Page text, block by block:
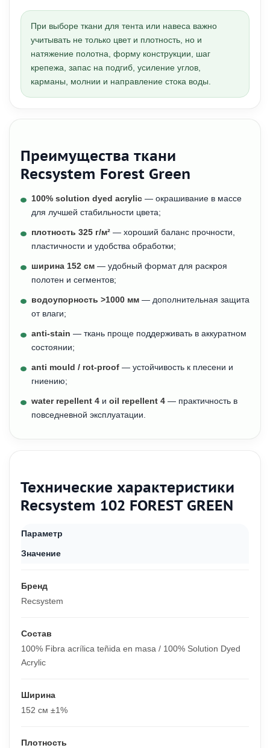
При выборе ткани для тента или навеса важно
учитывать не только цвет и плотность, но и
натяжение полотна, форму конструкции, шаг
крепежа, запас на подгиб, усиление углов,
карманы, молнии и направление стока воды.
Преимущества ткани
Recsystem Forest Green
100% solution dyed acrylic — окрашивание в массе
для лучшей стабильности цвета;
плотность 325 г/м² — хороший баланс прочности,
пластичности и удобства обработки;
ширина 152 см — удобный формат для раскроя
полотен и сегментов;
водоупорность >1000 мм — дополнительная защита
от влаги;
anti-stain — ткань проще поддерживать в аккуратном
состоянии;
anti mould / rot-proof — устойчивость к плесени и
гниению;
water repellent 4 и oil repellent 4 — практичность в
повседневной эксплуатации.
Технические характеристики
Recsystem 102 FOREST GREEN
Параметр
Значение
Бренд
Recsystem
Состав
100% Fibra acrílica teñida en masa / 100% Solution Dyed
Acrylic
Ширина
152 см ±1%
Плотность